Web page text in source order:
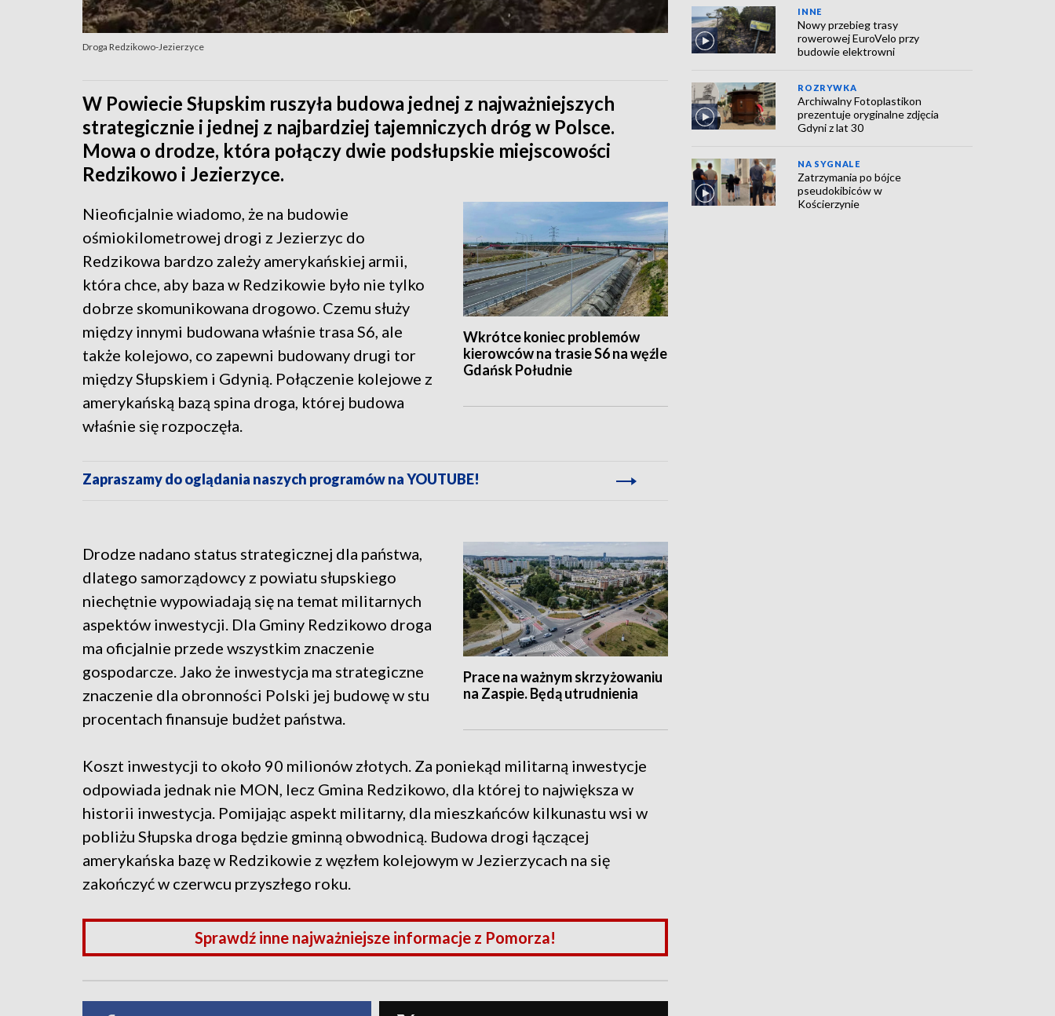
Droga Redzikowo-Jezierzyce
W Powiecie Słupskim ruszyła budowa jednej z najważniejszych
strategicznie i jednej z najbardziej tajemniczych dróg w Polsce.
Mowa o drodze, która połączy dwie podsłupskie miejscowości
Redzikowo i Jezierzyce.
Wkrótce koniec problemów
kierowców na trasie S6 na węźle
Gdańsk Południe
Nieoficjalnie wiadomo, że na budowie
ośmiokilometrowej drogi z Jezierzyc do
Redzikowa bardzo zależy amerykańskiej armii,
która chce, aby baza w Redzikowie było nie tylko
dobrze skomunikowana drogowo. Czemu służy
między innymi budowana właśnie trasa S6, ale
także kolejowo, co zapewni budowany drugi tor
między Słupskiem i Gdynią. Połączenie kolejowe z
amerykańską bazą spina droga, której budowa
właśnie się rozpoczęła.
Zapraszamy do oglądania naszych programów na YOUTUBE!
Prace na ważnym skrzyżowaniu
na Zaspie. Będą utrudnienia
Drodze nadano status strategicznej dla państwa,
dlatego samorządowcy z powiatu słupskiego
niechętnie wypowiadają się na temat militarnych
aspektów inwestycji. Dla Gminy Redzikowo droga
ma oficjalnie przede wszystkim znaczenie
gospodarcze. Jako że inwestycja ma strategiczne
znaczenie dla obronności Polski jej budowę w stu
procentach finansuje budżet państwa.
Koszt inwestycji to około 90 milionów złotych. Za poniekąd militarną inwestycje
odpowiada jednak nie MON, lecz Gmina Redzikowo, dla której to największa w
historii inwestycja. Pomijając aspekt militarny, dla mieszkańców kilkunastu wsi w
pobliżu Słupska droga będzie gminną obwodnicą. Budowa drogi łączącej
amerykańska bazę w Redzikowie z węzłem kolejowym w Jezierzycach na się
zakończyć w czerwcu przyszłego roku.
Sprawdź inne najważniejsze informacje z Pomorza!
INNE
Nowy przebieg trasy
rowerowej EuroVelo przy
budowie elektrowni
ROZRYWKA
Archiwalny Fotoplastikon
prezentuje oryginalne zdjęcia
Gdyni z lat 30
NA SYGNALE
Zatrzymania po bójce
pseudokibiców w
Kościerzynie